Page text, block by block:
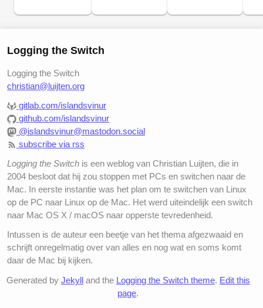
Logging the Switch
Logging the Switch
christian@luijten.org
gitlab.com/islandsvinur
github.com/islandsvinur
@islandsvinur@mastodon.social
subscribe via rss
Logging the Switch is een weblog van Christian Luijten, die in
2004 besloot dat hij zou stoppen met PCs en switchen naar de
Mac. In eerste instantie was het plan om te switchen van Linux
op de PC naar Linux op de Mac. Het werd uiteindelijk een switch
naar Mac OS X / macOS naar opperste tevredenheid.
Intussen is de auteur een beetje van het thema afgezwaaid en
schrijft onregelmatig over van alles en nog wat en soms komt
daar de Mac bij kijken.
Generated by Jekylland the Logging the Switch theme. Edit this
page.